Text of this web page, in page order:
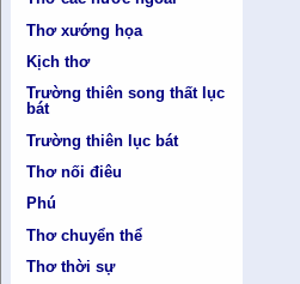
Thơ xướng họa
Kịch thơ
Trường thiên song thất lục
bát
Trường thiên lục bát
Thơ nối điêu
Phú
Thơ chuyển thể
Thơ thời sự